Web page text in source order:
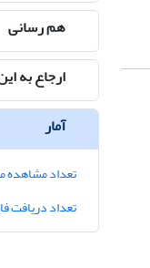
هم رسانی
ارجاع به
آمار
تعداد مشاهده
تعداد دریافت